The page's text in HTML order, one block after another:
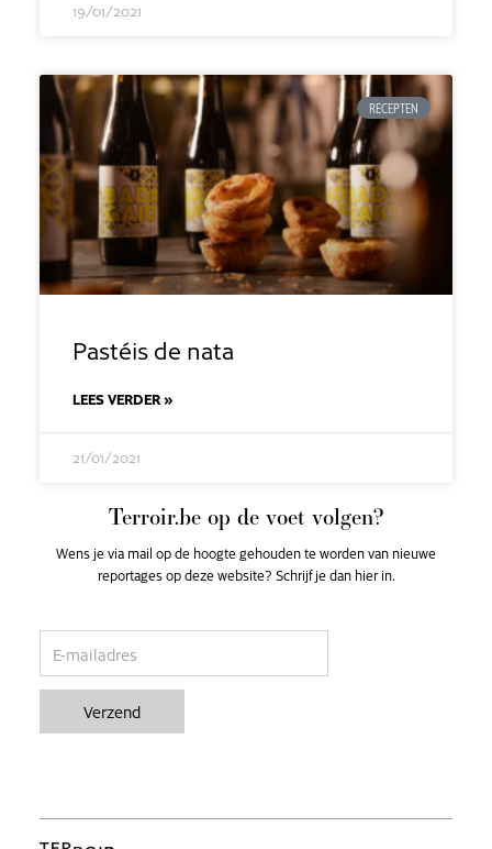
19/01/2021
RECEPTEN
Pastéis de nata
LEES VERDER »
21/01/2021
Terroir.be op de voet volgen?
Wens je via mail op de hoogte gehouden te worden van nieuwe
reportages op deze website? Schrijf je dan hier in.
Verzend